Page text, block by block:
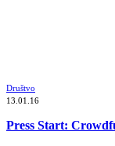
Društvo
13.01.16
Press Start: